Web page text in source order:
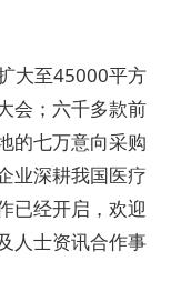
大至45000平方
会；六千多款前
的七万意向采购
业深耕我国医疗
已经开启，欢迎
人士资讯合作事